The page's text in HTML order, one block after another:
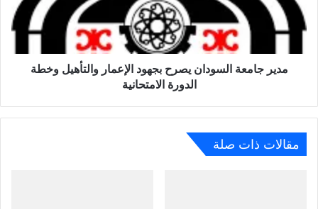
مدير جامعة السودان يصرح بجهود الإعمار والتأهيل وخطة
الدورة الامتحانية
مقالات ذات صلة